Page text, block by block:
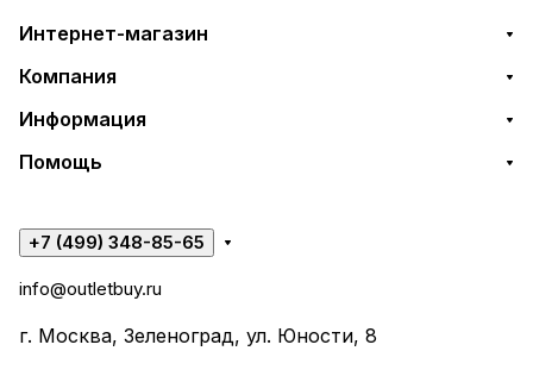
Интернет-магазин
Компания
Информация
Помощь
+7 (499) 348-85-65
info@outletbuy.ru
г. Москва, Зеленоград, ул. Юности, 8